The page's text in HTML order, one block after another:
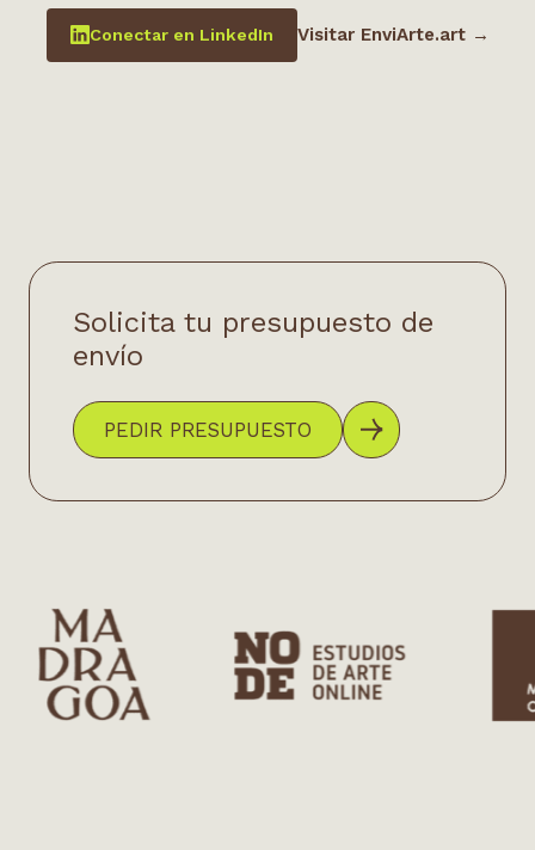
Conectar en LinkedIn Visitar EnviArte.art →
Solicita tu presupuesto de
envío
PEDIR PRESUPUESTO